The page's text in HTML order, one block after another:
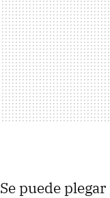
Se puede